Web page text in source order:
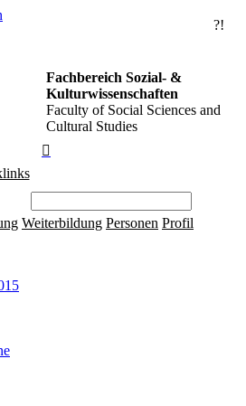
?!
Fachbereich Sozial- &
Kulturwissenschaften
Faculty of Social Sciences and
Cultural Studies

Weiterbildung Personen Profil